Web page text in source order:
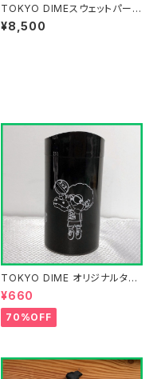
TOKYO DIMEスウェットパーカ
ー
¥8,500
TOKYO DIME オリジナルタン
ブラー
¥660
70%OFF